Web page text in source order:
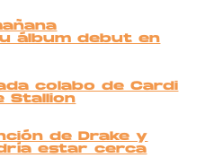
álbum debut en
colabo de Cardi
Stallion
de Drake y
estar cerca